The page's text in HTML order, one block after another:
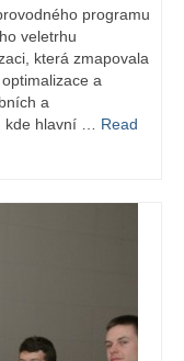
programu
veletrhu
která zmapovala
a
a
kde hlavní … Read